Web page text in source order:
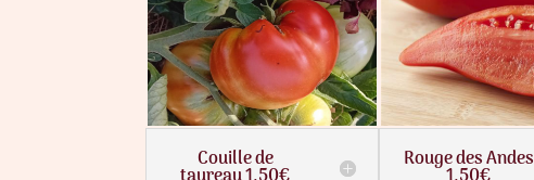
Couille de Rouge des Andes